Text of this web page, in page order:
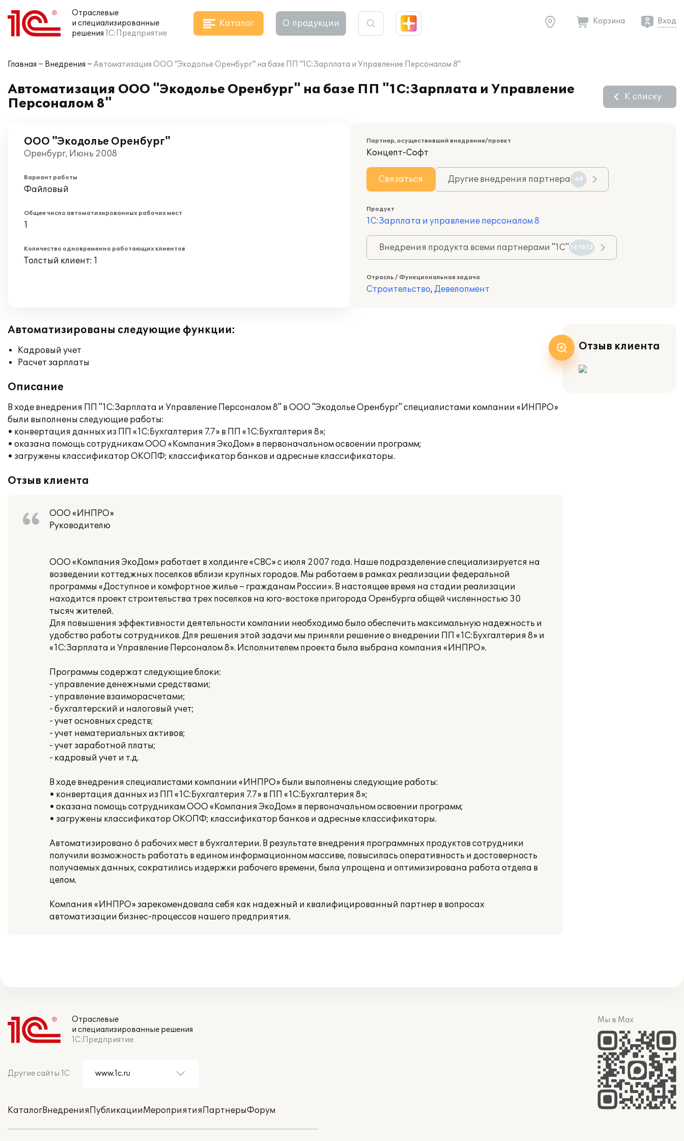
Отраслевые
и специализированные
решения 1С:Предприятие
Каталог О продукции Корзина Вход
Главная Внедрения Автоматизация ООО "Экодолье Оренбург" на базе ПП "1С:Зарплата и Управление Персоналом 8"
Автоматизация ООО "Экодолье Оренбург" на базе ПП "1С:Зарплата и Управление
Персоналом 8"
К списку
ООО "Экодолье Оренбург"
Оренбург, Июнь 2008
Вариант работы
Файловый
Общее число автоматизированных рабочих мест
1
Количество одновременно работающих клиентов
Толстый клиент: 1
Партнер, осуществивший внедрение/проект
Концепт-Софт
Связаться Другие внедрения партнера 48
Продукт
1С:Зарплата и управление персоналом 8
Внедрения продукта всеми партнерами "1С" 147072
Отрасль / Функциональная задача
Строительство, Девелопмент
Автоматизированы следующие функции:
Кадровый учет
Расчет зарплаты
Описание
В ходе внедрения ПП "1С:Зарплата и Управление Персоналом 8" в ООО "Экодолье Оренбург" специалистами компании «ИНПРО»
были выполнены следующие работы:
• конвертация данных из ПП «1С:Бухгалтерия 7.7» в ПП «1С:Бухгалтерия 8»;
• оказана помощь сотрудникам ООО «Компания ЭкоДом» в первоначальном освоении программ;
• загружены классификатор ОКОПФ; классификатор банков и адресные классификаторы.
Отзыв клиента
ООО «ИНПРО»
Руководителю
ООО «Компания ЭкоДом» работает в холдинге «СВС» с июля 2007 года. Наше подразделение специализируется на
возведении коттеджных поселков вблизи крупных городов. Мы работаем в рамках реализации федеральной
программы «Доступное и комфортное жилье – гражданам России». В настоящее время на стадии реализации
находится проект строительства трех поселков на юго-востоке пригорода Оренбурга общей численностью 30
тысяч жителей.
Для повышения эффективности деятельности компании необходимо было обеспечить максимальную надежность и
удобство работы сотрудников. Для решения этой задачи мы приняли решение о внедрении ПП «1С:Бухгалтерия 8» и
«1С:Зарплата и Управление Персоналом 8». Исполнителем проекта была выбрана компания «ИНПРО».
Программы содержат следующие блоки:
- управление денежными средствами;
- управление взаиморасчетами;
- бухгалтерский и налоговый учет;
- учет основных средств;
- учет нематериальных активов;
- учет заработной платы;
- кадровый учет и т.д.
В ходе внедрения специалистами компании «ИНПРО» были выполнены следующие работы:
• конвертация данных из ПП «1С:Бухгалтерия 7.7» в ПП «1С:Бухгалтерия 8»;
• оказана помощь сотрудникам ООО «Компания ЭкоДом» в первоначальном освоении программ;
• загружены классификатор ОКОПФ; классификатор банков и адресные классификаторы.
Автоматизировано 6 рабочих мест в бухгалтерии. В результате внедрения программных продуктов сотрудники
получили возможность работать в едином информационном массиве, повысилась оперативность и достоверность
получаемых данных, сократились издержки рабочего времени, была упрощена и оптимизирована работа отдела в
целом.
Компания «ИНПРО» зарекомендовала себя как надежный и квалифицированный партнер в вопросах
автоматизации бизнес-процессов нашего предприятия.
Отзыв клиента
Отраслевые
и специализированные решения
1С:Предприятие
Другие сайты 1С
КаталогВнедренияПубликацииМероприятияПартнерыФорум
Мы в Max